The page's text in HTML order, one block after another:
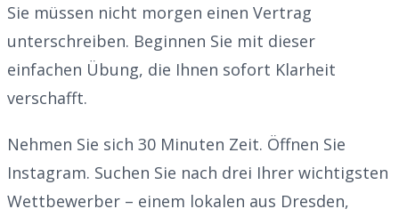
Sie müssen nicht morgen einen Vertrag
unterschreiben. Beginnen Sie mit dieser
einfachen Übung, die Ihnen sofort Klarheit
verschafft.
Nehmen Sie sich 30 Minuten Zeit. Öffnen Sie
Instagram. Suchen Sie nach drei Ihrer wichtigsten
Wettbewerber – einem lokalen aus Dresden,